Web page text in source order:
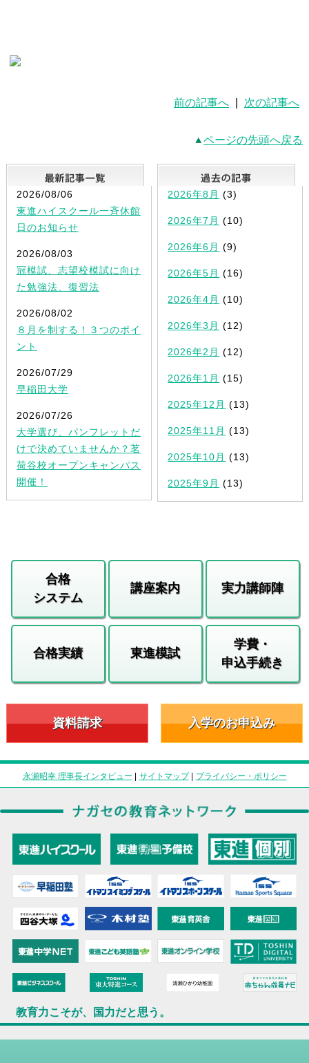
前の記事へ 次の記事へ
ページの先頭へ戻る
最新記事一覧
2026/08/06
東進ハイスクール一斉休館
日のお知らせ
2026/08/03
冠模試、志望校模試に向け
た勉強法、復習法
2026/08/02
８月を制する！３つのポイ
ント
2026/07/29
早稲田大学
2026/07/26
大学選び、パンフレットだ
けで決めていませんか？茗
荷谷校オープンキャンパス
開催！
2026年8月 (3)
2026年7月 (10)
2026年6月 (9)
2026年5月 (16)
2026年4月 (10)
2026年3月 (12)
2026年2月 (12)
2026年1月 (15)
2025年12月 (13)
2025年11月 (13)
2025年10月 (13)
2025年9月 (13)
合格
システム
講座案内 実力講師陣
合格実績 東進模試
学費・
申込手続き
資料請求 入学のお申込み
永瀬昭幸 理事長インタビュー | サイトマップ| プライバシー・ポリシー
教育力こそが、国力だと思う。